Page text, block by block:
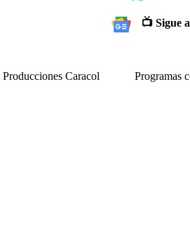
📺 Sigue
Producciones Caracol Programas